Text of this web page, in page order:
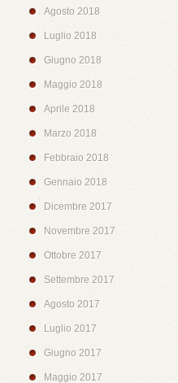
Agosto 2018
Luglio 2018
Giugno 2018
Maggio 2018
Aprile 2018
Marzo 2018
Febbraio 2018
Gennaio 2018
Dicembre 2017
Novembre 2017
Ottobre 2017
Settembre 2017
Agosto 2017
Luglio 2017
Giugno 2017
Maggio 2017